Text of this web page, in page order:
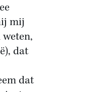
mij
dat
dat